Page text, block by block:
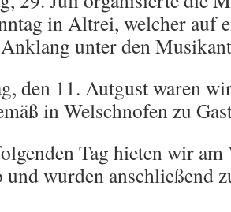
in Altrei, welcher auf
unter den
den 11. Autgust waren
in Welschnofen zu
Tag hieten wir
und wurden anschließend